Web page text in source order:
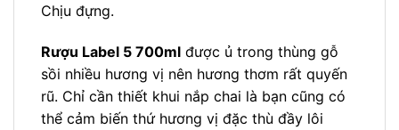
Chịu đựng.
Rượu Label 5 700ml được ủ trong thùng gỗ
sồi nhiều hương vị nên hương thơm rất quyến
rũ. Chỉ cần thiết khui nắp chai là bạn cũng có
thể cảm biến thứ hương vị đặc thù đầy lôi